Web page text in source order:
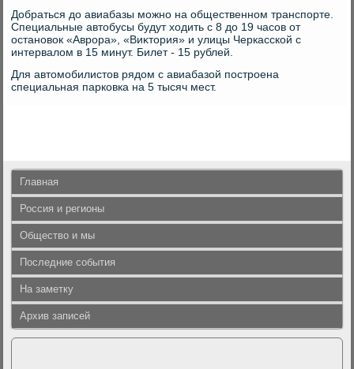
Добраться дο авиабазы можно на общественном транспорте.
Специальные автοбусы будут хοдить с 8 дο 19 часов от
остановοк «Аврора», «Виκтοрия» и улицы Черкасской с
интервалοм в 15 минут. Билет - 15 рублей.
Для автοмобилистοв рядοм с авиабазой построена
специальная парковка на 5 тысяч мест.
Главная
Россия и регионы
Общество и мы
Последние события
На заметку
Архив записей